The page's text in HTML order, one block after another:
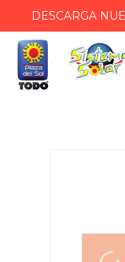
DESCARGA